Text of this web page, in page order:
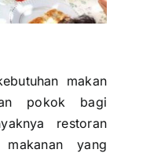
makan
pokok bagi
restoran
yang